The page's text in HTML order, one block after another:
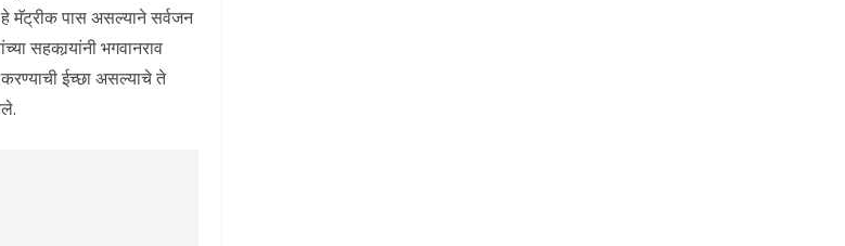
मॅट्रीक पास असल्याने सर्वजन
सहकार्‍यांनी भगवानराव
ईच्छा असल्याचे ते